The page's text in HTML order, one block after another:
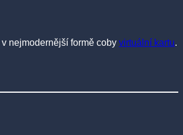
nejmodernější formě coby virtuální kartu.